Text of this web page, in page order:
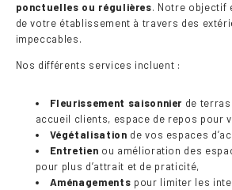
ponctuelles ou régulières. Notre objectif
de votre établissement à travers des
impeccables.
Nos différents services incluent :
Fleurissement saisonnier de
accueil clients, espace de repos pour
Végétalisation de vos espaces
Entretien ou amélioration des
pour plus d’attrait et de praticité,
Aménagements pour limiter les